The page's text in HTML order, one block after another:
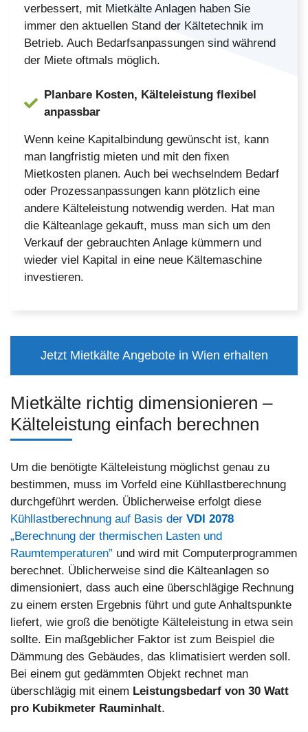
verbessert, mit Mietkälte Anlagen haben Sie
immer den aktuellen Stand der Kältetechnik im
Betrieb. Auch Bedarfsanpassungen sind während
der Miete oftmals möglich.
Planbare Kosten, Kälteleistung flexibel
anpassbar
Wenn keine Kapitalbindung gewünscht ist, kann
man langfristig mieten und mit den fixen
Mietkosten planen. Auch bei wechselndem Bedarf
oder Prozessanpassungen kann plötzlich eine
andere Kälteleistung notwendig werden. Hat man
die Kälteanlage gekauft, muss man sich um den
Verkauf der gebrauchten Anlage kümmern und
wieder viel Kapital in eine neue Kältemaschine
investieren.
Jetzt Mietkälte Angebote in Wien erhalten
Mietkälte richtig dimensionieren –
Kälteleistung einfach berechnen
Um die benötigte Kälteleistung möglichst genau zu
bestimmen, muss im Vorfeld eine Kühllastberechnung
durchgeführt werden. Üblicherweise erfolgt diese
Kühllastberechnung auf Basis der VDI 2078
„Berechnung der thermischen Lasten und
Raumtemperaturen” und wird mit Computerprogrammen
berechnet. Üblicherweise sind die Kälteanlagen so
dimensioniert, dass auch eine überschlägige Rechnung
zu einem ersten Ergebnis führt und gute Anhaltspunkte
liefert, wie groß die benötigte Kälteleistung in etwa sein
sollte. Ein maßgeblicher Faktor ist zum Beispiel die
Dämmung des Gebäudes, das klimatisiert werden soll.
Bei einem gut gedämmten Objekt rechnet man
überschlägig mit einem Leistungsbedarf von 30 Watt
pro Kubikmeter Rauminhalt.